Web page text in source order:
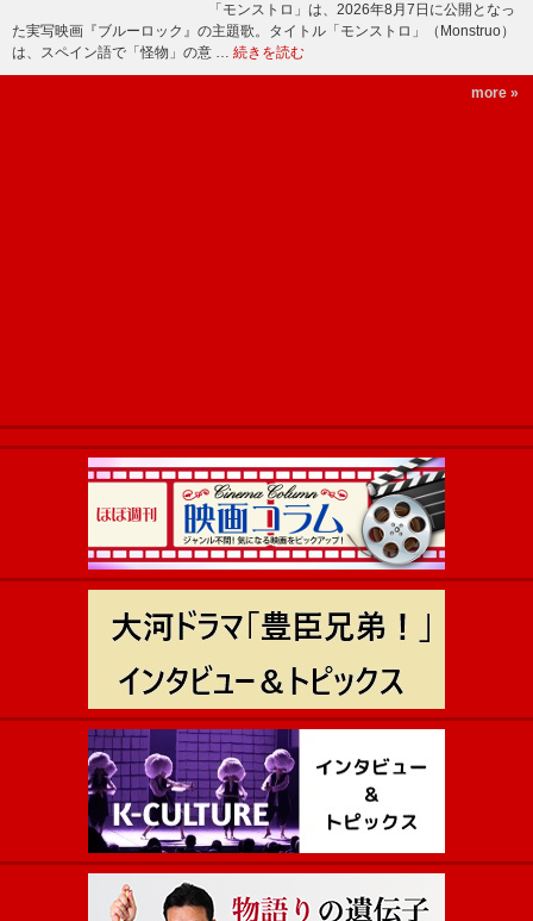
「モンストロ」は、2026年8月7日に公開となっ
た実写映画『ブルーロック』の主題歌。タイトル「モンストロ」（Monstruo）
は、スペイン語で「怪物」の意 … 続きを読む
more »